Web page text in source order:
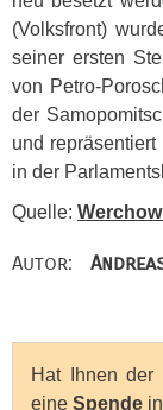
(Volksfront)
seiner ersten
von Petro-
der
und
in der
Quelle:
Autor:
Hat Ihnen der
eine Spende